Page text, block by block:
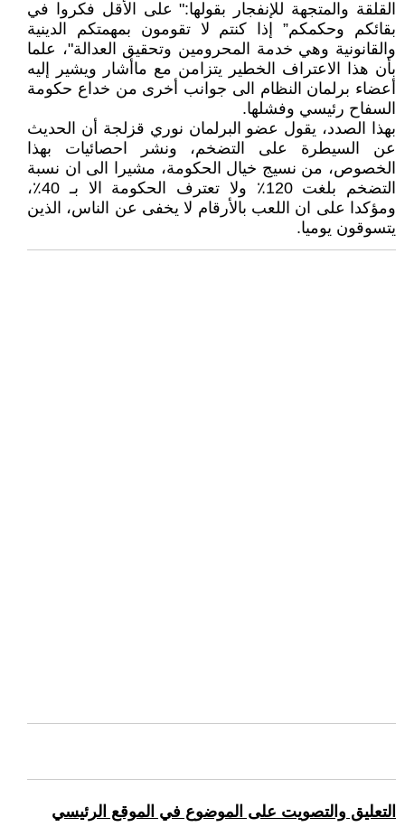
القلقة والمتجهة للإنفجار بقولها:" على الأقل فكروا في
بقائكم وحكمكم” إذا كنتم لا تقومون بمهمتكم الدينية
والقانونية وهي خدمة المحرومين وتحقيق العدالة"، علما
بأن هذا الاعتراف الخطير يتزامن مع ماأشار ويشير إليه
أعضاء برلمان النظام الى جوانب أخرى من خداع حكومة
السفاح رئيسي وفشلها.
بهذا الصدد، يقول عضو البرلمان نوري قزلجة أن الحديث
عن السيطرة على التضخم، ونشر احصائيات بهذا
الخصوص، من نسيج خيال الحكومة، مشيرا الى ان نسبة
التضخم بلغت 120٪ ولا تعترف الحكومة الا بـ 40٪،
ومؤكدا على ان اللعب بالأرقام لا يخفى عن الناس، الذين
يتسوقون يوميا.
التعليق والتصويت على الموضوع في الموقع الرئيسي